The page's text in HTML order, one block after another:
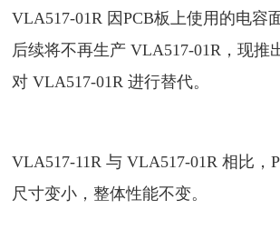
VLA517-01R 因PCB板上使用的电容
后续将不再生产VLA517-01R ，现推
对VLA517-01R 进行替代。
VLA517-11R 与VLA517-01R相比，
尺寸变小，整体性能不变。